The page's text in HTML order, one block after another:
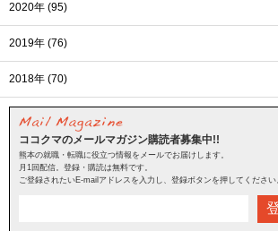
2020年 (95)
2019年 (76)
2018年 (70)
ココクマのメールマガジン購読者募集中!!
熊本の就職・転職に役立つ情報をメールでお届けします。
月1回配信。登録・購読は無料です。
ご登録されたいE-mailアドレスを入力し、登録ボタンを押してください